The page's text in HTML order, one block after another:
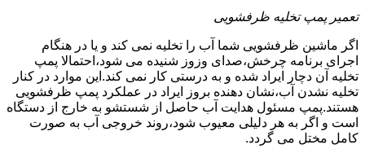
تعمیر پمپ تخلیه ظرفشویی
اگر ماشین ظرفشویی شما آب را تخلیه نمی کند و یا در هنگام
اجرای برنامه چرخش،صدای وزوز شنیده می شود،احتمالا پمپ
تخلیه آن دچار ایراد شده و به درستی کار نمی کند.این موارد در کنار
تخلیه نشدن آب،نشان دهنده بروز ایراد در عملکرد پمپ ظرفشویی
هستند.پمپ مسئول هدایت آب حاصل از شستشو به خارج از دستگاه
است و اگر به هر دلیلی معیوب شود،روند خروجی آب به صورت
کامل مختل می گردد.